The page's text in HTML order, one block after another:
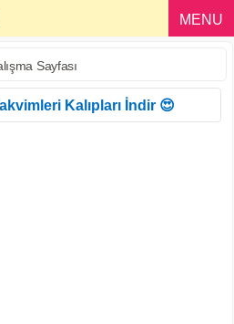
MENU
Sayfası
Kalıpları İndir 😍